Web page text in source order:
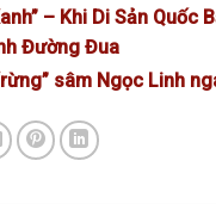
– Khi Di Sản Quốc
Đường Đua
sâm Ngọc Linh